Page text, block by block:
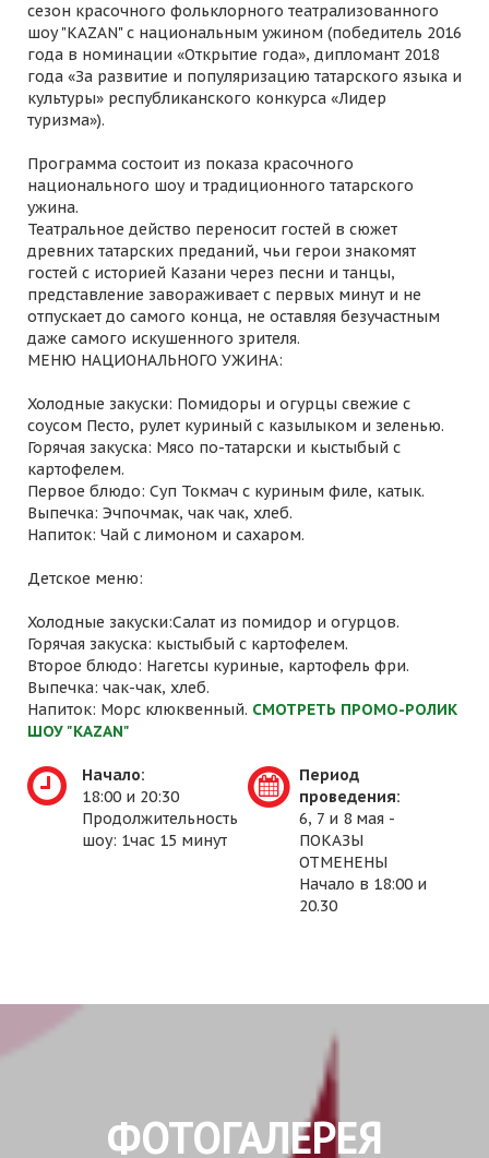
сезон красочного фольклорного театрализованного
шоу "KAZAN" с национальным ужином (победитель 2016
года в номинации «Открытие года», дипломант 2018
года «За развитие и популяризацию татарского языка и
культуры» республиканского конкурса «Лидер
туризма»).
Программа состоит из показа красочного
национального шоу и традиционного татарского
ужина.
Театральное действо переносит гостей в сюжет
древних татарских преданий, чьи герои знакомят
гостей с историей Казани через песни и танцы,
представление завораживает с первых минут и не
отпускает до самого конца, не оставляя безучастным
даже самого искушенного зрителя.
МЕНЮ НАЦИОНАЛЬНОГО УЖИНА:
Холодные закуски: Помидоры и огурцы свежие с
соусом Песто, рулет куриный с казылыком и зеленью.
Горячая закуска: Мясо по-татарски и кыстыбый с
картофелем.
Первое блюдо: Суп Токмач с куриным филе, катык.
Выпечка: Эчпочмак, чак чак, хлеб.
Напиток: Чай с лимоном и сахаром.
Детское меню:
Холодные закуски:Салат из помидор и огурцов.
Горячая закуска: кыстыбый с картофелем.
Второе блюдо: Нагетсы куриные, картофель фри.
Выпечка: чак-чак, хлеб.
Напиток: Морс клюквенный. СМОТРЕТЬ ПРОМО-РОЛИК
ШОУ "KAZAN"
Начало:
18:00 и 20:30
Продолжительность
шоу: 1час 15 минут
Период
проведения:
6, 7 и 8 мая -
ПОКАЗЫ
ОТМЕНЕНЫ
Начало в 18:00 и
20.30
ФОТОГАЛЕРЕЯ